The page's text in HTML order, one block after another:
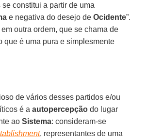
se constitui a partir de uma
e negativa do desejo deOcidente”.
outra ordem, que se chama de
que é uma pura e simplesmente
de vários desses partidos e/ou
é aautopercepção do lugar
aoSistema: consideram-se
, representantes de uma